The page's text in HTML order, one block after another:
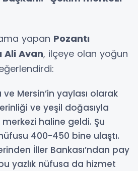
yapan Pozantı
Ali Avan, ilçeye olan yoğun
ve Mersin’in yaylası olarak
ve yeşil doğasıyla
haline geldi. Şu
400-450 bine ulaştı.
İller Bankası’ndan pay
yazlık nüfusa da hizmet